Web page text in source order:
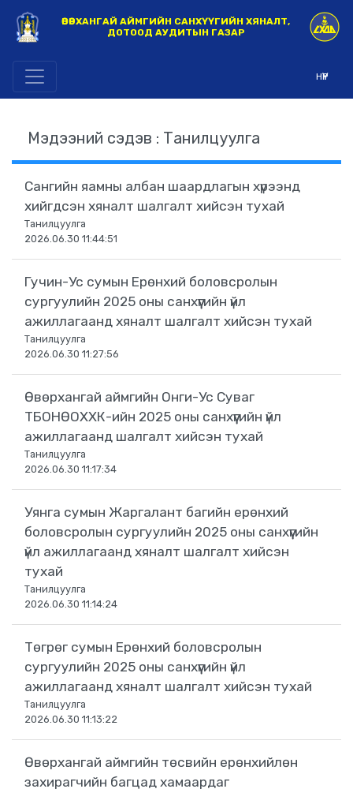
ӨВӨРХАНГАЙ АЙМГИЙН САНХҮҮГИЙН ХЯНАЛТ,
ДОТООД АУДИТЫН ГАЗАР
НҮҮР
Мэдээний сэдэв : Танилцуулга
Сангийн яамны албан шаардлагын хүрээнд
хийгдсэн хяналт шалгалт хийсэн тухай
Танилцуулга
2026.06.30 11:44:51
Гучин-Ус сумын Ерөнхий боловсролын
сургуулийн 2025 оны санхүүгийн үйл
ажиллагаанд хяналт шалгалт хийсэн тухай
Танилцуулга
2026.06.30 11:27:56
Өвөрхангай аймгийн Онги-Ус Суваг
ТБОНӨОХХК-ийн 2025 оны санхүүгийн үйл
ажиллагаанд шалгалт хийсэн тухай
Танилцуулга
2026.06.30 11:17:34
Уянга сумын Жаргалант багийн ерөнхий
боловсролын сургуулийн 2025 оны санхүүгийн
үйл ажиллагаанд хяналт шалгалт хийсэн
тухай
Танилцуулга
2026.06.30 11:14:24
Төгрөг сумын Ерөнхий боловсролын
сургуулийн 2025 оны санхүүгийн үйл
ажиллагаанд хяналт шалгалт хийсэн тухай
Танилцуулга
2026.06.30 11:13:22
Өвөрхангай аймгийн төсвийн ерөнхийлөн
захирагчийн багцад хамаардаг